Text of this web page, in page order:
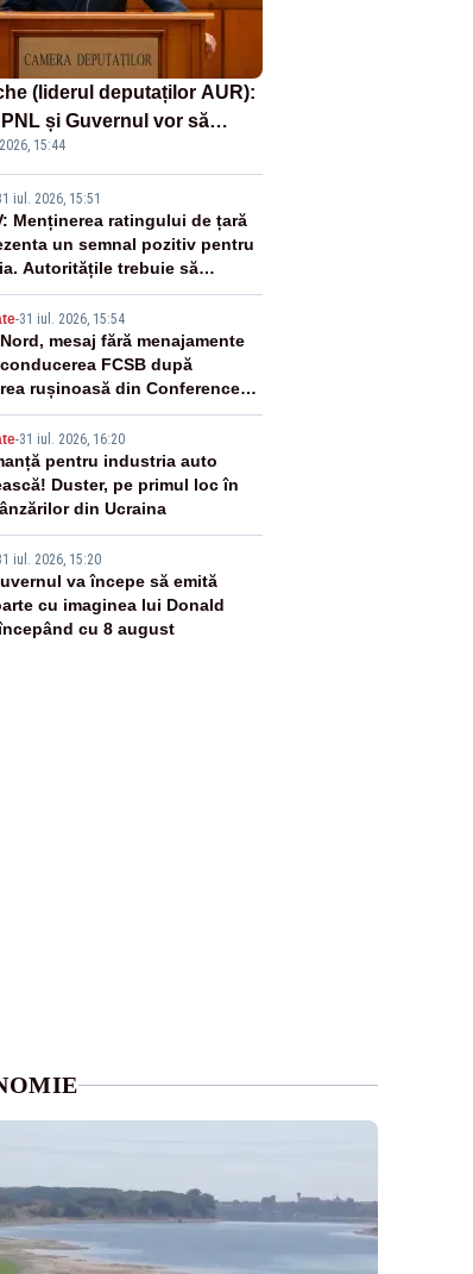
(liderul deputaților AUR):
și Guvernul vor să
bunuri publice pentru
pentru vaccinurile
15:44
iul. 2026, 15:51
Menținerea ratingului de țară
un semnal pozitiv pentru
Autoritățile trebuie să
consolidarea stabilității
și financiare
-31 iul. 2026, 15:54
mesaj fără menajamente
FCSB după
rușinoasă din Conference
-31 iul. 2026, 16:20
pentru industria auto
Duster, pe primul loc în
din Ucraina
iul. 2026, 15:20
va începe să emită
cu imaginea lui Donald
cu 8 august